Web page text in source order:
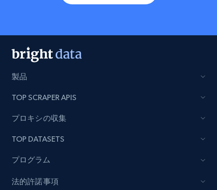
製品
TOP SCRAPER APIS
プロキシの収集
TOP DATASETS
プログラム
法的許諾事項